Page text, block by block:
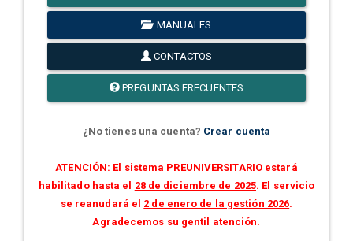
MANUALES
CONTACTOS
PREGUNTAS FRECUENTES
¿No tienes una cuenta? Crear cuenta
ATENCIÓN: El sistema PREUNIVERSITARIO estará
habilitado hasta el 28 de diciembre de 2025. El servicio
se reanudará el 2 de enero de la gestión 2026.
Agradecemos su gentil atención.